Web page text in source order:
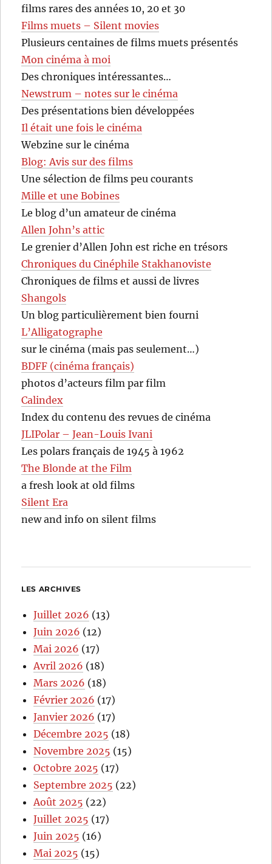
films rares des années 10, 20 et 30
Films muets – Silent movies
Plusieurs centaines de films muets présentés
Mon cinéma à moi
Des chroniques intéressantes…
Newstrum – notes sur le cinéma
Des présentations bien développées
Il était une fois le cinéma
Webzine sur le cinéma
Blog: Avis sur des films
Une sélection de films peu courants
Mille et une Bobines
Le blog d’un amateur de cinéma
Allen John’s attic
Le grenier d’Allen John est riche en trésors
Chroniques du Cinéphile Stakhanoviste
Chroniques de films et aussi de livres
Shangols
Un blog particulièrement bien fourni
L’Alligatographe
sur le cinéma (mais pas seulement…)
BDFF (cinéma français)
photos d’acteurs film par film
Calindex
Index du contenu des revues de cinéma
JLIPolar – Jean-Louis Ivani
Les polars français de 1945 à 1962
The Blonde at the Film
a fresh look at old films
Silent Era
new and info on silent films
LES ARCHIVES
Juillet 2026 (13)
Juin 2026 (12)
Mai 2026 (17)
Avril 2026 (18)
Mars 2026 (18)
Février 2026 (17)
Janvier 2026 (17)
Décembre 2025 (18)
Novembre 2025 (15)
Octobre 2025 (17)
Septembre 2025 (22)
Août 2025 (22)
Juillet 2025 (17)
Juin 2025 (16)
Mai 2025 (15)